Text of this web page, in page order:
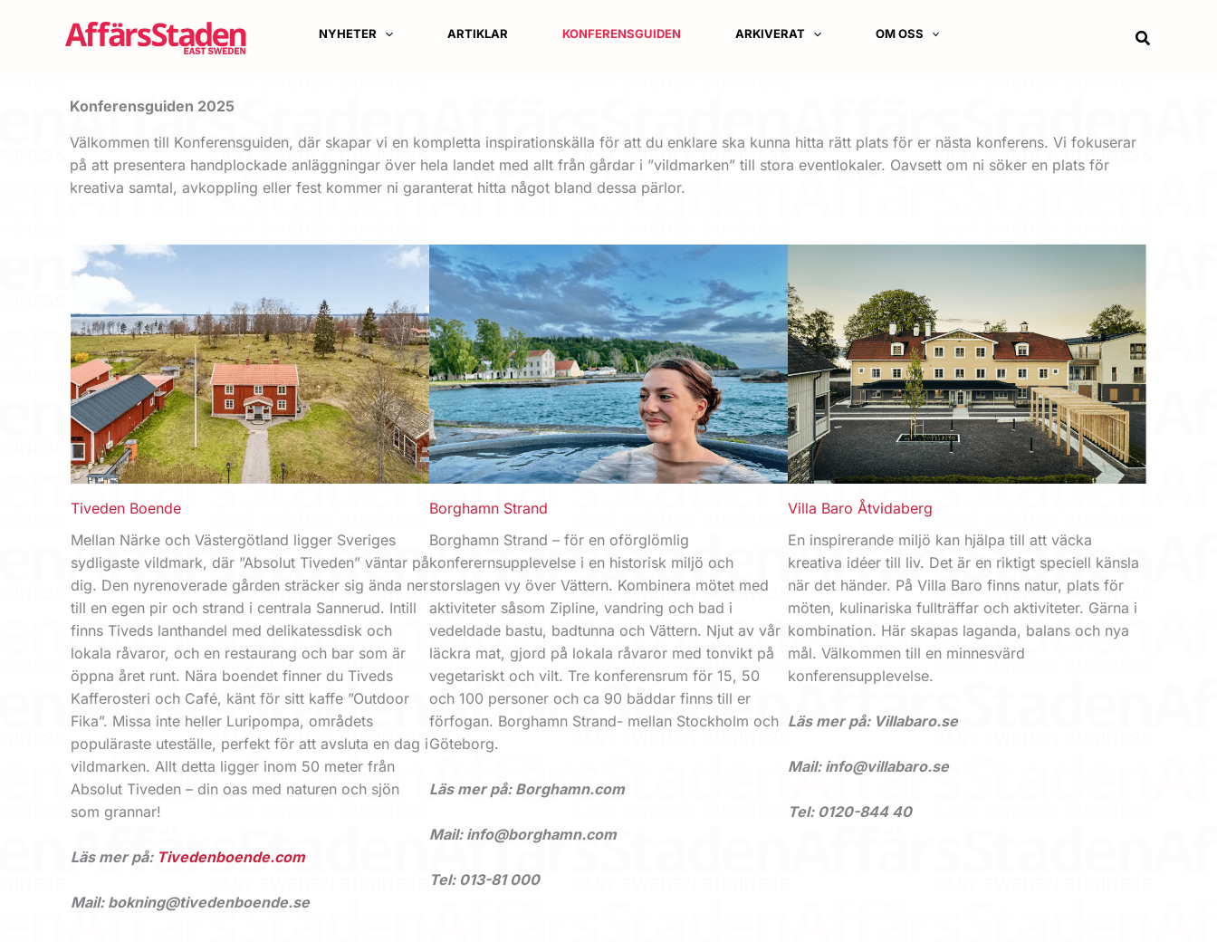
NYHETER ARTIKLAR KONFERENSGUIDEN ARKIVERAT OM OSS Sök
Konferensguiden 2025
Välkommen till Konferensguiden, där skapar vi en kompletta inspirationskälla för att du enklare ska kunna hitta rätt plats för er nästa konferens. Vi fokuserar
på att presentera handplockade anläggningar över hela landet med allt från gårdar i ”vildmarken” till stora eventlokaler. Oavsett om ni söker en plats för
kreativa samtal, avkoppling eller fest kommer ni garanterat hitta något bland dessa pärlor.
Tiveden Boende
Mellan Närke och Västergötland ligger Sveriges
sydligaste vildmark, där ”Absolut Tiveden” väntar på
dig. Den nyrenoverade gården sträcker sig ända ner
till en egen pir och strand i centrala Sannerud. Intill
finns Tiveds lanthandel med delikatessdisk och
lokala råvaror, och en restaurang och bar som är
öppna året runt. Nära boendet finner du Tiveds
Kafferosteri och Café, känt för sitt kaffe ”Outdoor
Fika”. Missa inte heller Luripompa, områdets
populäraste uteställe, perfekt för att avsluta en dag i
vildmarken. Allt detta ligger inom 50 meter från
Absolut Tiveden – din oas med naturen och sjön
som grannar!
Läs mer på: Tivedenboende.com
Mail: bokning@tivedenboende.se
Borghamn Strand
Borghamn Strand – för en oförglömlig
konferernsupplevelse i en historisk miljö och
storslagen vy över Vättern. Kombinera mötet med
aktiviteter såsom Zipline, vandring och bad i
vedeldade bastu, badtunna och Vättern. Njut av vår
läckra mat, gjord på lokala råvaror med tonvikt på
vegetariskt och vilt. Tre konferens­rum för 15, 50
och 100 personer och ca 90 bäddar finns till er
förfogan. Borghamn Strand- mellan Stockholm och
Göteborg.
Läs mer på: Borghamn.com
Mail: info@borghamn.com
Tel: 013-81 000
Villa Baro Åtvidaberg
En inspirerande miljö kan hjälpa till att väcka
kreativa idéer till liv. Det är en riktigt speciell känsla
när det händer. På Villa Baro finns natur, plats för
möten, kulinariska fullträffar och aktiviteter. Gärna i
kombination. Här skapas laganda, balans och nya
mål. Välkommen till en minnesvärd
konferensupplevelse.
Läs mer på: Villabaro.se
Mail: info@villabaro.se
Tel: 0120-844 40